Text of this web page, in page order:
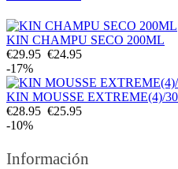
KIN CHAMPU SECO 200ML
€29.95 €24.95
-17%
KIN MOUSSE EXTREME(4)/
€28.95 €25.95
-10%
Información